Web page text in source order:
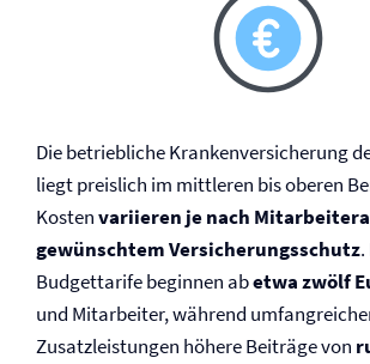
Die betriebliche Kranken­versicherung
liegt preislich im mittleren bis oberen
Kostenvariieren je nach
gewünschtem Versicherungsschutz
Budgettarife beginnen abetwa zwölf
und Mitarbeiter, während
Zusatzleistungen höhere Beiträge von